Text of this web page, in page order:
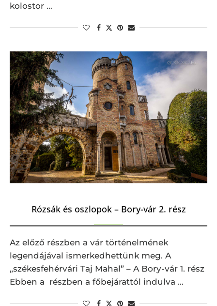
kolostor …
Rózsák és oszlopok – Bory-vár 2. rész
Az előző részben a vár történelmének
legendájával ismerkedhettünk meg. A
„székesfehérvári Taj Mahal” – A Bory-vár 1. rész
Ebben a részben a főbejárattól indulva …